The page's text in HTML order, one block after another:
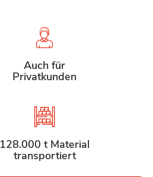
Auch für
Privatkunden
128.000 t Material
transportiert